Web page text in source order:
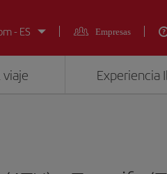
- ES
Empresas
Experiencia